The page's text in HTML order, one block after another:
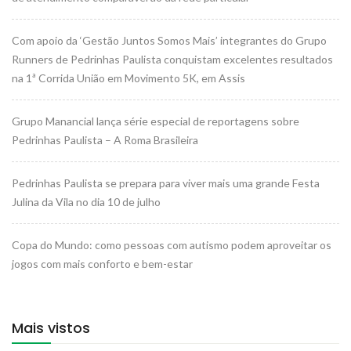
Com apoio da ‘Gestão Juntos Somos Mais’ integrantes do Grupo
Runners de Pedrinhas Paulista conquistam excelentes resultados
na 1ª Corrida União em Movimento 5K, em Assis
Grupo Manancial lança série especial de reportagens sobre
Pedrinhas Paulista – A Roma Brasileira
Pedrinhas Paulista se prepara para viver mais uma grande Festa
Julina da Vila no dia 10 de julho
Copa do Mundo: como pessoas com autismo podem aproveitar os
jogos com mais conforto e bem-estar
Mais vistos